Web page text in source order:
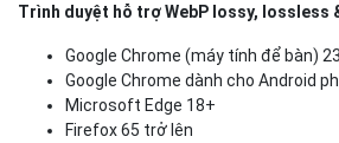
Trình duyệt hỗ trợ WebP lossy, lossless
Google Chrome (máy tính để bàn)
Google Chrome dành cho Android
Microsoft Edge 18+
Firefox 65 trở lên